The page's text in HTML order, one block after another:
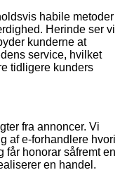
habile metoder
Herinde ser vi
kunderne at
service, hvilket
tidligere kunders
fra annoncer. Vi
af e-forhandlere hvori
får honorar såfremt en
en handel.